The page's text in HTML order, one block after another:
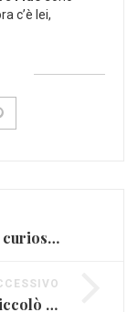
c’è lei,
Guns N’ Roses, ecco alcune curiosità (e riflessioni) su ”November Rain”
Le 10 canzoni più belle di Niccolò Fabi (VIDEO)